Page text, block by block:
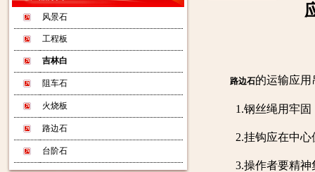
风景石
工程板
吉林白
阻车石
火烧板
路边石
台阶石
路边石的运输应用
1.钢丝绳用牢固
2.挂钩应在中心位
3.操作者要精神